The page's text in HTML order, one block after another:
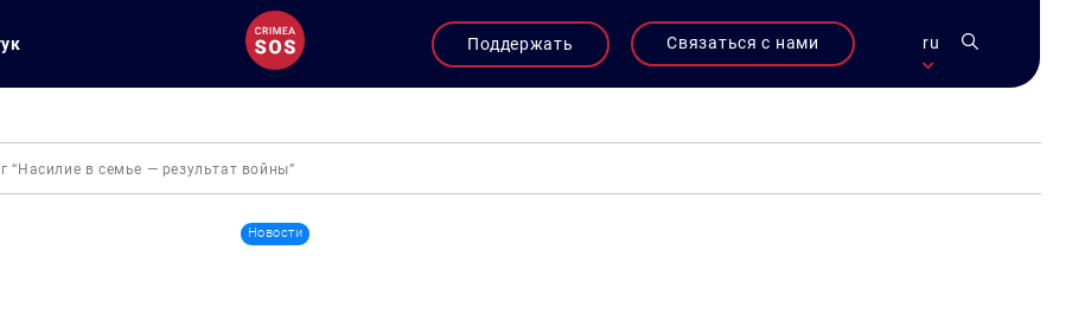
Поддержать Связаться с нами ru
“Насилие в семье — результат войны”
Новости